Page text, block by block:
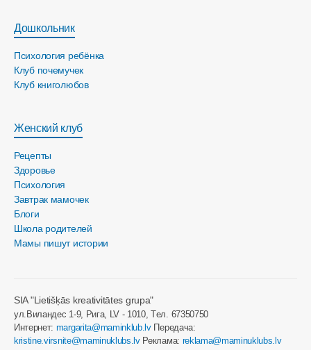
Дошкольник
Психология ребёнка
Клуб почемучек
Клуб книголюбов
Женский клуб
Рецепты
Здоровье
Психология
Завтрак мамочек
Блоги
Школа родителей
Мамы пишут истории
SIA "Lietišķās kreativitātes grupa"
ул.Виландес 1-9, Рига, LV - 1010, Tел. 67350750
Интернет: margarita@maminklub.lvПередача:
kristine.virsnite@maminuklubs.lvРеклама: reklama@maminuklubs.lv